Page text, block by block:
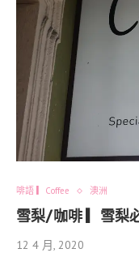
啡語 ▎Coffee 澳洲
雪梨/咖啡 ▎雪梨
12 4 月, 2020